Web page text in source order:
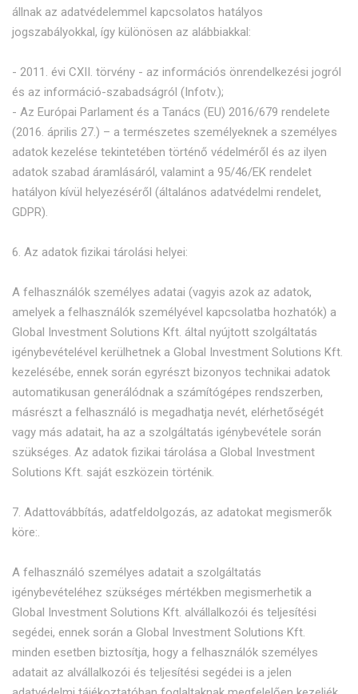
állnak az adatvédelemmel kapcsolatos hatályos
jogszabályokkal, így különösen az alábbiakkal:
- 2011. évi CXII. törvény - az információs önrendelkezési jogról
és az információ-szabadságról (Infotv.);
- Az Európai Parlament és a Tanács (EU) 2016/679 rendelete
(2016. április 27.) – a természetes személyeknek a személyes
adatok kezelése tekintetében történő védelméről és az ilyen
adatok szabad áramlásáról, valamint a 95/46/EK rendelet
hatályon kívül helyezéséről (általános adatvédelmi rendelet,
GDPR).
6. Az adatok fizikai tárolási helyei:
A felhasználók személyes adatai (vagyis azok az adatok,
amelyek a felhasználók személyével kapcsolatba hozhatók) a
Global Investment Solutions Kft. által nyújtott szolgáltatás
igénybevételével kerülhetnek a Global Investment Solutions Kft.
kezelésébe, ennek során egyrészt bizonyos technikai adatok
automatikusan generálódnak a számítógépes rendszerben,
másrészt a felhasználó is megadhatja nevét, elérhetőségét
vagy más adatait, ha az a szolgáltatás igénybevétele során
szükséges. Az adatok fizikai tárolása a Global Investment
Solutions Kft. saját eszközein történik.
7. Adattovábbítás, adatfeldolgozás, az adatokat megismerők
köre:.
A felhasználó személyes adatait a szolgáltatás
igénybevételéhez szükséges mértékben megismerhetik a
Global Investment Solutions Kft. alvállalkozói és teljesítési
segédei, ennek során a Global Investment Solutions Kft.
minden esetben biztosítja, hogy a felhasználók személyes
adatait az alvállalkozói és teljesítési segédei is a jelen